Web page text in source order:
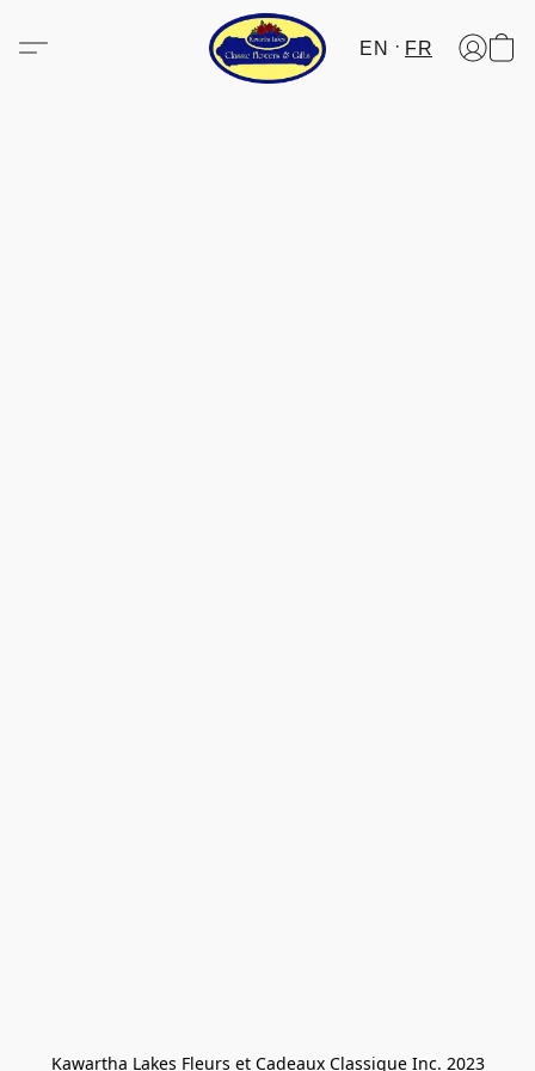
EN FR
Kawartha Lakes Fleurs et Cadeaux Classique Inc. 2023